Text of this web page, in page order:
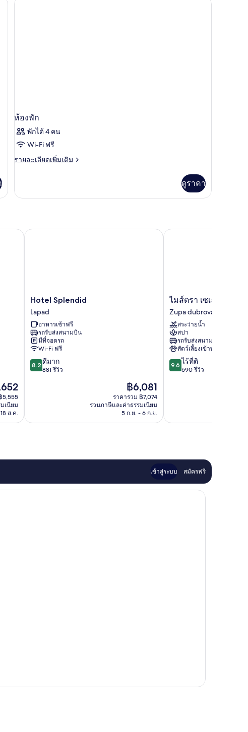
Twin
ห้องพัก
พักได้ 4 คน
Wi-Fi ฟรี
รายละเอียดเพิ่มเติม
ราย
เกี่ยว
ดูราคา
5,555
เนียม
ส.ค.
Hotel
Splendid
Lapad
Hotel Splendid
Lapad
อาหารเช้าฟรี
รถรับส่งสนามบิน
มีที่จอดรถ
Wi-Fi ฟรี
8.2
จาก
8.2 ดีมาก
881 รีวิว
ราคา
ปัจจุบัน
คือ
฿6,081
฿6,081
ราคารวม ฿7,074
รวมภาษีและค่าธรรมเนียม
5 ก.ย. - 6 ก.ย.
Hotel Splendid
ไมส์
ตรา
เซ
เลก
ต์
มลินี
โรงแรม
Zupa
dubrovacka
ไมส์ตรา เซเลกต์ มลินี
Zupa dubrovacka
สระว่ายน้ำ
สปา
รถรับส่งสนามบิน
สัตว์เลี้ยงเข้าพักได้
9.6
จาก
รีวิว
9.6 ไร้ที่ติ
690 รีวิว
ไมส์ตรา เซเลกต์ มลินี โ
เข้าสู่ระบบ สมัครฟรี